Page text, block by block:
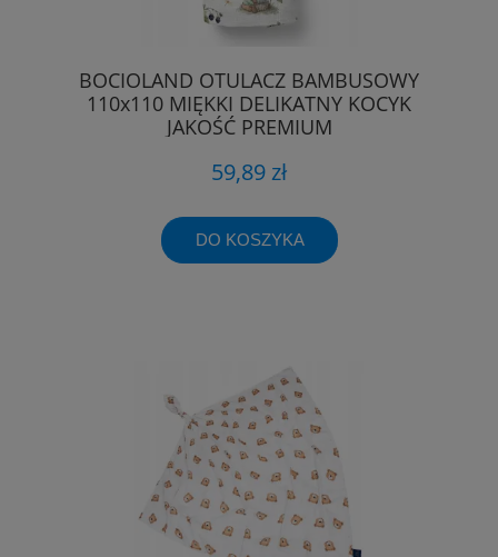
BOCIOLAND OTULACZ BAMBUSOWY
110x110 MIĘKKI DELIKATNY KOCYK
JAKOŚĆ PREMIUM
59,89 zł
DO KOSZYKA